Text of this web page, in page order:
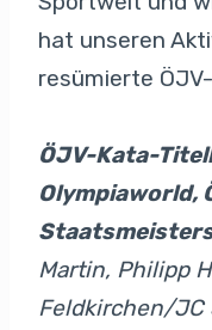
hat unseren
resümierte
ÖJV-Kata-
Olympiaworld,
Martin, Philipp
Feldkirchen/JC